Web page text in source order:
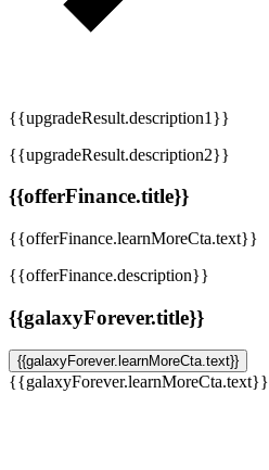
{{upgradeResult.description1}}
{{upgradeResult.description2}}
{{offerFinance.title}}
{{offerFinance.learnMoreCta.text}}
{{offerFinance.description}}
{{galaxyForever.title}}
{{galaxyForever.learnMoreCta.text}}
{{galaxyForever.learnMoreCta.text}}